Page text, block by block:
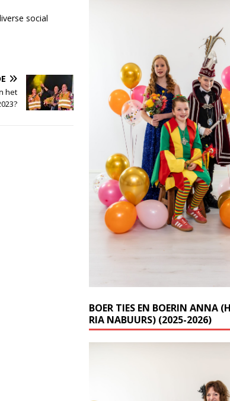
social
het
BOER TIES EN BOERIN ANNA
RIA NABUURS) (2025-2026)